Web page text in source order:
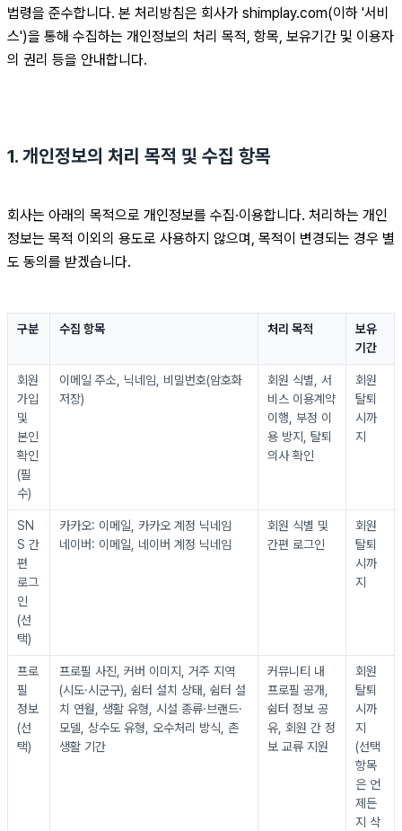
법령을 준수합니다. 본 처리방침은 회사가 shimplay.com(이하 '서비
스')을 통해 수집하는 개인정보의 처리 목적, 항목, 보유기간 및 이용자
의 권리 등을 안내합니다.
1. 개인정보의 처리 목적 및 수집 항목
회사는 아래의 목적으로 개인정보를 수집·이용합니다. 처리하는 개인
정보는 목적 이외의 용도로 사용하지 않으며, 목적이 변경되는 경우 별
도 동의를 받겠습니다.
구분 수집 항목 처리 목적
보유
기간
회원
가입
및
본인
확인
(필
수)
이메일 주소, 닉네임, 비밀번호(암호화
저장)
회원 식별, 서
비스 이용계약
이행, 부정 이
용 방지, 탈퇴
의사 확인
회원
탈퇴
시까
지
SN
S 간
편
로그
인
(선
택)
카카오: 이메일, 카카오 계정 닉네임
네이버: 이메일, 네이버 계정 닉네임
회원 식별 및
간편 로그인
회원
탈퇴
시까
지
프로
필
정보
(선
택)
프로필 사진, 커버 이미지, 거주 지역
(시도·시군구), 쉼터 설치 상태, 쉼터 설
치 연월, 생활 유형, 시설 종류·브랜드·
모델, 상수도 유형, 오수처리 방식, 촌
생활 기간
커뮤니티 내
프로필 공개,
쉼터 정보 공
유, 회원 간 정
보 교류 지원
회원
탈퇴
시까
지
(선택
항목
은 언
제든
지 삭